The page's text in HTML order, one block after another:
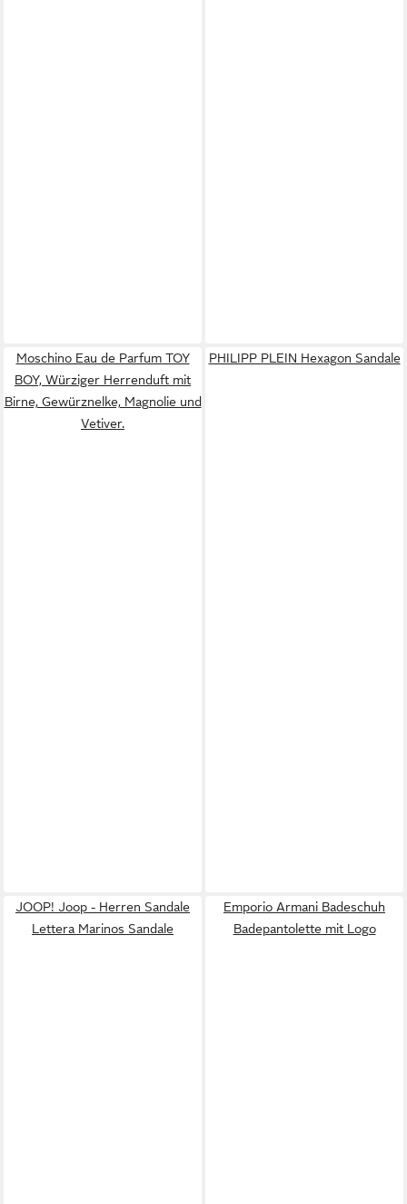
Moschino Eau de Parfum TOY
BOY, Würziger Herrenduft mit
Birne, Gewürznelke, Magnolie und
Vetiver.
PHILIPP PLEIN Hexagon Sandale
JOOP! Joop - Herren Sandale
Lettera Marinos Sandale
Emporio Armani Badeschuh
Badepantolette mit Logo